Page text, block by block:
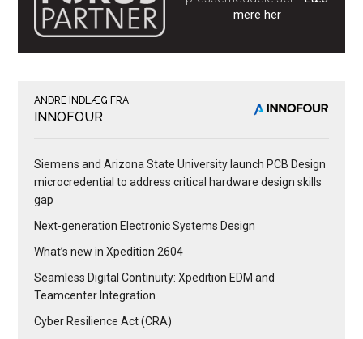
mere her
ANDRE INDLÆG FRA
INNOFOUR
Siemens and Arizona State University launch PCB Design
microcredential to address critical hardware design skills
gap
Next-generation Electronic Systems Design
What’s new in Xpedition 2604
Seamless Digital Continuity: Xpedition EDM and
Teamcenter Integration
Cyber Resilience Act (CRA)